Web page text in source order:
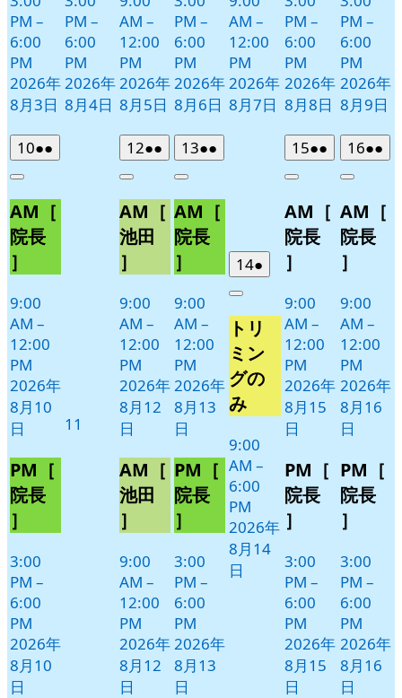
PM –
6:00
PM
2026年
8月3日
PM –
6:00
PM
2026年
8月4日
AM –
12:00
PM
2026年
8月5日
PM –
6:00
PM
2026年
8月6日
AM –
12:00
PM
2026年
8月7日
PM –
6:00
PM
2026年
8月8日
PM –
6:00
PM
2026年
8月9日
102026
年
月
10
日
●●
件
イ
ト)
Close
AM［
院長
］
9:00
AM –
12:00
PM
2026年
8月10
日
PM［
院長
］
3:00
PM –
6:00
PM
2026年
8月10
日
11
122026
年
月
12
日
●●
件
イ
ベ
ト)
Close
AM［
池田
］
9:00
AM –
12:00
PM
2026年
8月12
日
AM［
池田
］
9:00
AM –
12:00
PM
2026年
8月12
日
132026
年
月
13
日
●●
件
イ
ン
ト)
Close
AM［
院長
］
9:00
AM –
12:00
PM
2026年
8月13
日
PM［
院長
］
3:00
PM –
6:00
PM
2026年
8月13
日
142026
年
月
14
日
●
件
ベ
ン
ト)
Close
トリ
ミン
グの
み
9:00
AM –
6:00
PM
2026年
8月14
日
152026
年
月
15
日
●●
件
イ
ベ
ト)
Close
AM［
院長
］
9:00
AM –
12:00
PM
2026年
8月15
日
PM［
院長
］
3:00
PM –
6:00
PM
2026年
8月15
日
162026
年
月
16
日
●●
件
イ
Close
AM［
院長
］
9:00
AM –
12:00
PM
2026年
8月16
日
PM［
院長
］
3:00
PM –
6:00
PM
2026年
8月16
日